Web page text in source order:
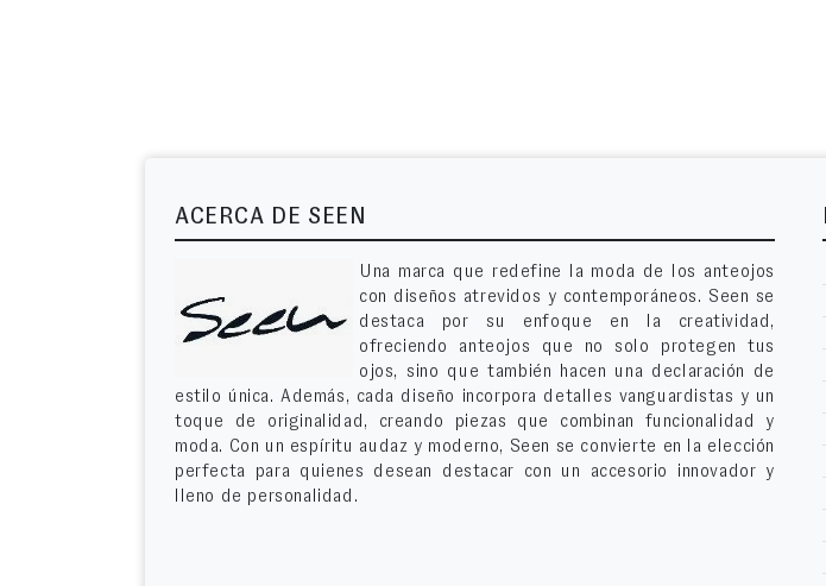
ACERCA DE SEEN
Una marca que redefine la moda de los anteojos
con diseños atrevidos y contemporáneos. Seen se
destaca por su enfoque en la creatividad,
ofreciendo anteojos que no solo protegen tus
ojos, sino que también hacen una declaración de
estilo única. Además, cada diseño incorpora detalles vanguardistas y un
toque de originalidad, creando piezas que combinan funcionalidad y
moda. Con un espíritu audaz y moderno, Seen se convierte en la elección
perfecta para quienes desean destacar con un accesorio innovador y
lleno de personalidad.